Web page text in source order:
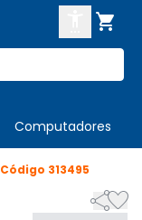

Computadores
Código 313495
